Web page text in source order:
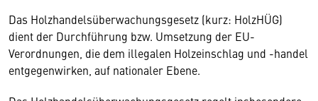
Das Holzhandelsüberwachungsgesetz (kurz: HolzHÜG)
dient der Durchführung bzw. Umsetzung der EU-
Verordnungen, die dem illegalen Holzeinschlag und -handel
entgegenwirken, auf nationaler Ebene.